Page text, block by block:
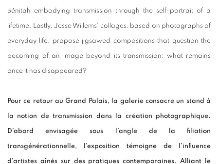
Bénitah embodying transmission through the self-portrait of a
lifetime. Lastly, Jesse Willems' collages, based on photographs of
everyday life, propose jigsawed compositions that question the
becoming of an image beyond its transmission: what remains
once it has disappeared?
Pour ce retour au Grand Palais, la galerie consacre un stand à
la notion de transmission dans la création photographique.
D’abord envisagée sous l’angle de la filiation
transgénérationnelle, l’exposition témoigne de l’influence
d’artistes aînés sur des pratiques contemporaines. Alliant le